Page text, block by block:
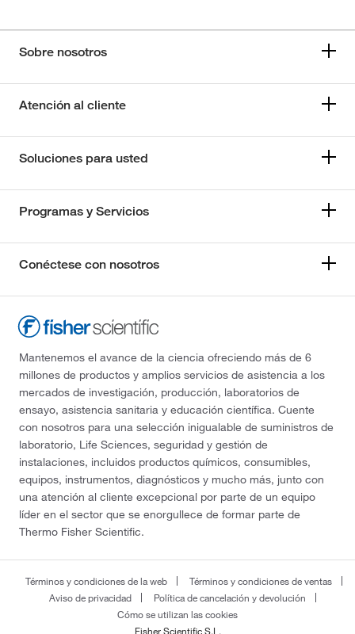
Sobre nosotros
Atención al cliente
Soluciones para usted
Programas y Servicios
Conéctese con nosotros
Mantenemos el avance de la ciencia ofreciendo más de 6
millones de productos y amplios servicios de asistencia a los
mercados de investigación, producción, laboratorios de
ensayo, asistencia sanitaria y educación científica. Cuente
con nosotros para una selección inigualable de suministros de
laboratorio, Life Sciences, seguridad y gestión de
instalaciones, incluidos productos químicos, consumibles,
equipos, instrumentos, diagnósticos y mucho más, junto con
una atención al cliente excepcional por parte de un equipo
líder en el sector que se enorgullece de formar parte de
Thermo Fisher Scientific.
Términos y condiciones de la web
Términos y condiciones de ventas
Aviso de privacidad
Política de cancelación y devolución
Cómo se utilizan las cookies
Fisher Scientific S.L.